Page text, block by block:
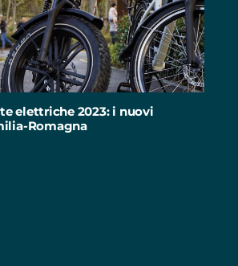
elettriche 2023: i nuovi
Romagna